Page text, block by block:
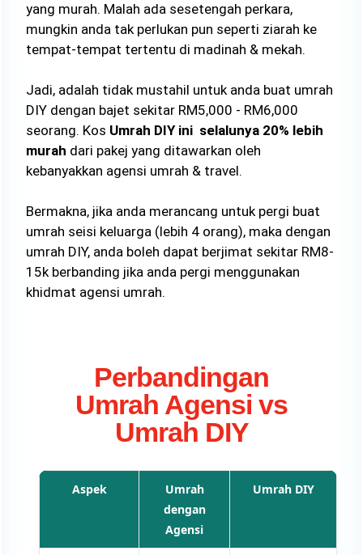
yang murah. Malah ada sesetengah perkara,
mungkin anda tak perlukan pun seperti ziarah ke
tempat-tempat tertentu di madinah & mekah.
Jadi, adalah tidak mustahil untuk anda buat umrah
DIY dengan bajet sekitar RM5,000 - RM6,000
seorang. Kos Umrah DIY ini selalunya 20% lebih
murah dari pakej yang ditawarkan oleh
kebanyakkan agensi umrah & travel.
Bermakna, jika anda merancang untuk pergi buat
umrah seisi keluarga (lebih 4 orang), maka dengan
umrah DIY, anda boleh dapat berjimat sekitar RM8-
15k berbanding jika anda pergi menggunakan
khidmat agensi umrah.
Perbandingan
Umrah Agensi vs
Umrah DIY
Aspek
Umrah
dengan
Agensi
Umrah DIY